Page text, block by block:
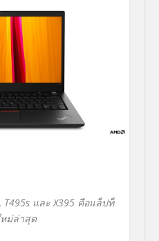
T495s และX395 คือแล็ปท็
ม่ล่าสุด